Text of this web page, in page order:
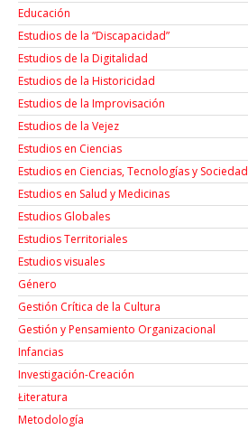
Educación
Estudios de la “Discapacidad”
Estudios de la Digitalidad
Estudios de la Historicidad
Estudios de la Improvisación
Estudios de la Vejez
Estudios en Ciencias
Estudios en Ciencias, Tecnologías y Sociedad
Estudios en Salud y Medicinas
Estudios Globales
Estudios Territoriales
Estudios visuales
Género
Gestión Crítica de la Cultura
Gestión y Pensamiento Organizacional
Infancias
Investigación-Creación
Łiteratura
Metodología